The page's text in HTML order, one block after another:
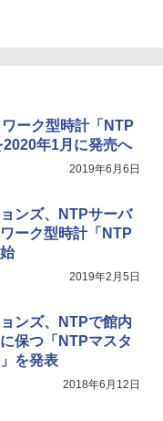
ーク型時計「NTP
年1月に発売へ
2019年6月6日
ンズ、NTPサーバ
ーク型時計「NTP
2019年2月5日
ンズ、NTPで館内
保つ「NTPマスタ
を発表
2018年6月12日